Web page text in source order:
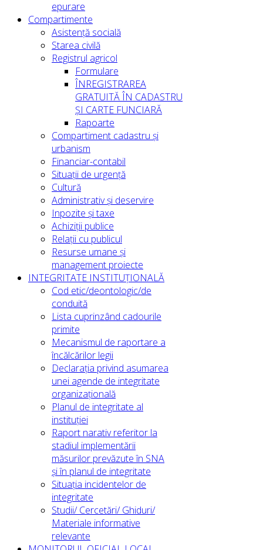
epurare
Compartimente
Asistență socială
Starea civilă
Registrul agricol
Formulare
ÎNREGISTRAREA
GRATUITĂ ÎN CADASTRU
ȘI CARTE FUNCIARĂ
Rapoarte
Compartiment cadastru și
urbanism
Financiar-contabil
Situații de urgență
Cultură
Administrativ și deservire
Inpozite și taxe
Achiziții publice
Relații cu publicul
Resurse umane și
management proiecte
INTEGRITATE INSTITUȚIONALĂ
Cod etic/deontologic/de
conduită
Lista cuprinzând cadourile
primite
Mecanismul de raportare a
încălcărilor legii
Declarația privind asumarea
unei agende de integritate
organizațională
Planul de integritate al
instituției
Raport narativ referitor la
stadiul implementării
măsurilor prevăzute în SNA
și în planul de integritate
Situația incidentelor de
integritate
Studii/ Cercetări/ Ghiduri/
Materiale informative
relevante